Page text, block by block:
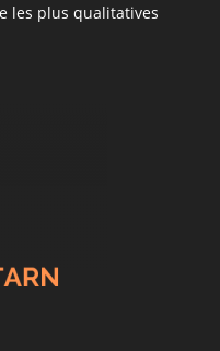
les plus qualitatives